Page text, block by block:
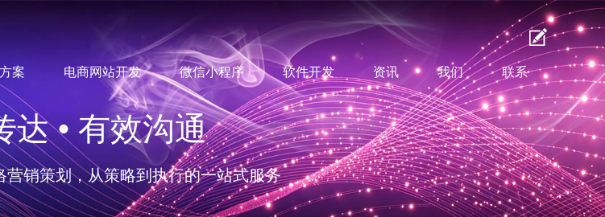
方案 电商网站开发 微信小程序 软件开发 资讯 我们 联系
达 • 有效沟通
营销策划，从策略到执行的一站式服务